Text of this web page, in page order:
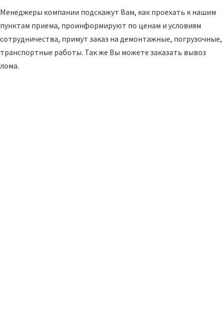
Менеджеры компании подскажут Вам, как проехать к нашим
пунктам приема, проинформируют по ценам и условиям
сотрудничества, примут заказ на демонтажные, погрузочные,
транспортные работы. Так же Вы можете заказать вывоз
лома.